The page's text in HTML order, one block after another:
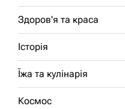
Здоров'я та краса
Історія
Їжа та кулінарія
Космос